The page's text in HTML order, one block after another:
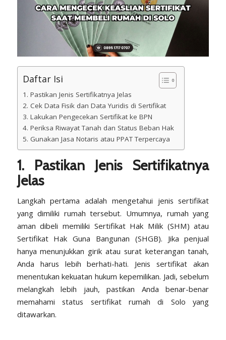
Daftar Isi
1. Pastikan Jenis Sertifikatnya Jelas
2. Cek Data Fisik dan Data Yuridis di Sertifikat
3. Lakukan Pengecekan Sertifikat ke BPN
4. Periksa Riwayat Tanah dan Status Beban Hak
5. Gunakan Jasa Notaris atau PPAT Terpercaya
1. Pastikan Jenis Sertifikatnya
Jelas
Langkah pertama adalah mengetahui jenis sertifikat
yang dimiliki rumah tersebut. Umumnya, rumah yang
aman dibeli memiliki Sertifikat Hak Milik (SHM) atau
Sertifikat Hak Guna Bangunan (SHGB). Jika penjual
hanya menunjukkan girik atau surat keterangan tanah,
Anda harus lebih berhati-hati. Jenis sertifikat akan
menentukan kekuatan hukum kepemilikan. Jadi, sebelum
melangkah lebih jauh, pastikan Anda benar-benar
memahami status sertifikat rumah di Solo yang
ditawarkan.